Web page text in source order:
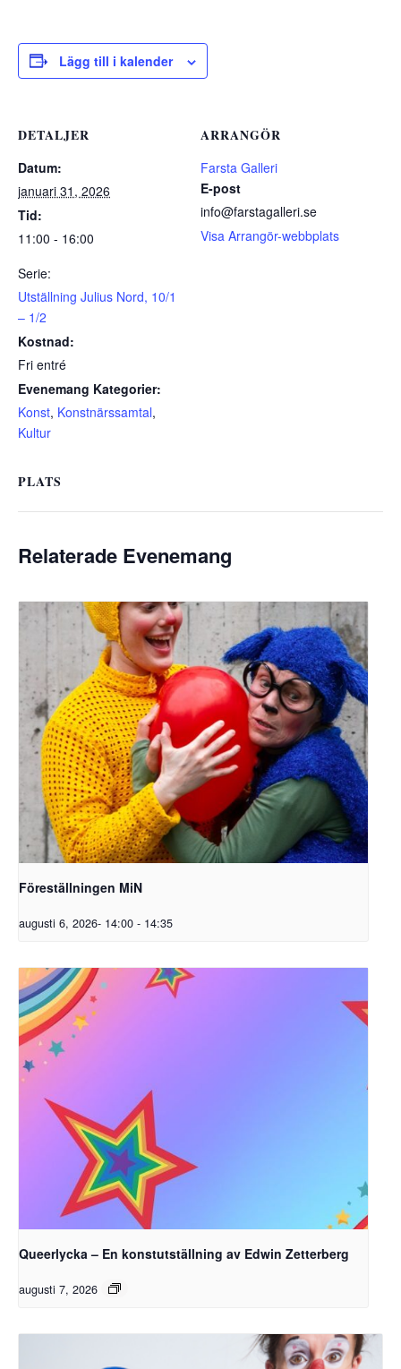
Lägg till i kalender
DETALJER
Datum:
januari 31, 2026
Tid:
11:00 - 16:00
Serie:
Utställning Julius Nord, 10/1
– 1/2
Kostnad:
Fri entré
Evenemang Kategorier:
Konst, Konstnärssamtal,
Kultur
ARRANGÖR
Farsta Galleri
E-post
info@farstagalleri.se
Visa Arrangör-webbplats
PLATS
Relaterade Evenemang
Föreställningen MiN
augusti 6, 2026- 14:00 - 14:35
Queerlycka – En konstutställning av Edwin Zetterberg
augusti 7, 2026